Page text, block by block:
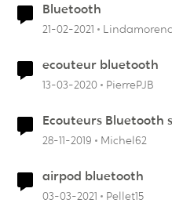
Bluetooth
21-02-2021
ecouteur bluetooth
13-03-2020 PierrePJB
Ecouteurs Bluetooth
28-11-2019 Michel62
airpod bluetooth
03-03-2021 Pellet15